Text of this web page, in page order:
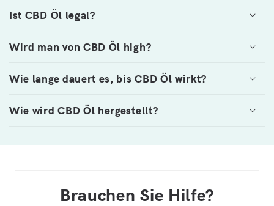
Ist CBD Öl legal?
Wird man von CBD Öl high?
Wie lange dauert es, bis CBD Öl wirkt?
Wie wird CBD Öl hergestellt?
Brauchen Sie Hilfe?